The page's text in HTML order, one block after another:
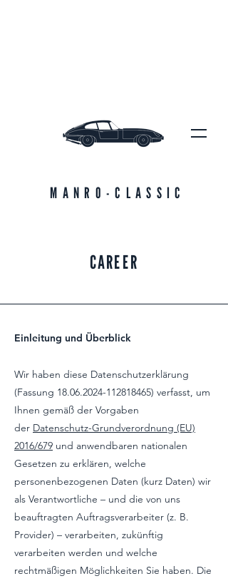
MANRO-CLASSIC
CAREER
Einleitung und Überblick
Wir haben diese Datenschutzerklärung
(Fassung 18.06.2024-112818465) verfasst, um
Ihnen gemäß der Vorgaben
der Datenschutz-Grundverordnung (EU)
2016/679 und anwendbaren nationalen
Gesetzen zu erklären, welche
personenbezogenen Daten (kurz Daten) wir
als Verantwortliche – und die von uns
beauftragten Auftragsverarbeiter (z. B.
Provider) – verarbeiten, zukünftig
verarbeiten werden und welche
rechtmäßigen Möglichkeiten Sie haben. Die